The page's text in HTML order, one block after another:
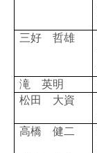
三好 哲雄
滝 英明
松田 大資
高橋 健二